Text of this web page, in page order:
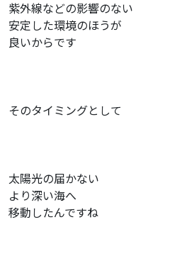
紫外線などの影響のない
安定した環境のほうが
良いからです
そのタイミングとして
太陽光の届かない
より深い海へ
移動したんですね